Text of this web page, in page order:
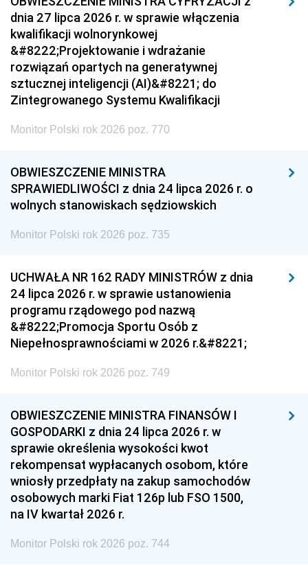
dnia 27 lipca 2026 r. w sprawie włączenia
kwalifikacji wolnorynkowej
&#8222;Projektowanie i wdrażanie
rozwiązań opartych na generatywnej
sztucznej inteligencji (AI)&#8221; do
Zintegrowanego Systemu Kwalifikacji
Monitor Polski rok 2026 poz. 770
OBWIESZCZENIE MINISTRA
SPRAWIEDLIWOŚCI z dnia 24 lipca 2026 r. o
wolnych stanowiskach sędziowskich
Monitor Polski rok 2026 poz. 735
UCHWAŁA NR 162 RADY MINISTRÓW z dnia
24 lipca 2026 r. w sprawie ustanowienia
programu rządowego pod nazwą
&#8222;Promocja Sportu Osób z
Niepełnosprawnościami w 2026 r.&#8221;
Monitor Polski rok 2026 poz. 749
OBWIESZCZENIE MINISTRA FINANSÓW I
GOSPODARKI z dnia 24 lipca 2026 r. w
sprawie określenia wysokości kwot
rekompensat wypłacanych osobom, które
wniosły przedpłaty na zakup samochodów
osobowych marki Fiat 126p lub FSO 1500,
na IV kwartał 2026 r.
Monitor Polski rok 2026 poz. 744